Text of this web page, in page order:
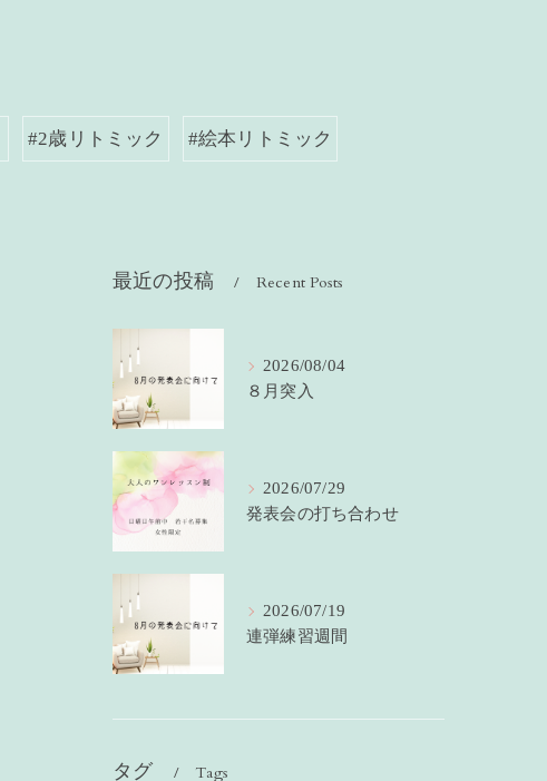
#2歳リトミック #絵本リトミック
最近の投稿 Recent Posts
2026/08/04
８月突入
2026/07/29
発表会の打ち合わせ
2026/07/19
連弾練習週間
タグ Tags